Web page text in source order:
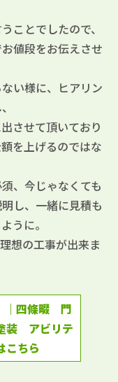
ことでしたので、
値段をお伝えさせ
い様に、ヒアリン
させて頂いており
を上げるのではな
、今じゃなくても
し、一緒に見積も
うに。
想の工事が出来ま
｜四條畷 門
装 アビリテ
こちら